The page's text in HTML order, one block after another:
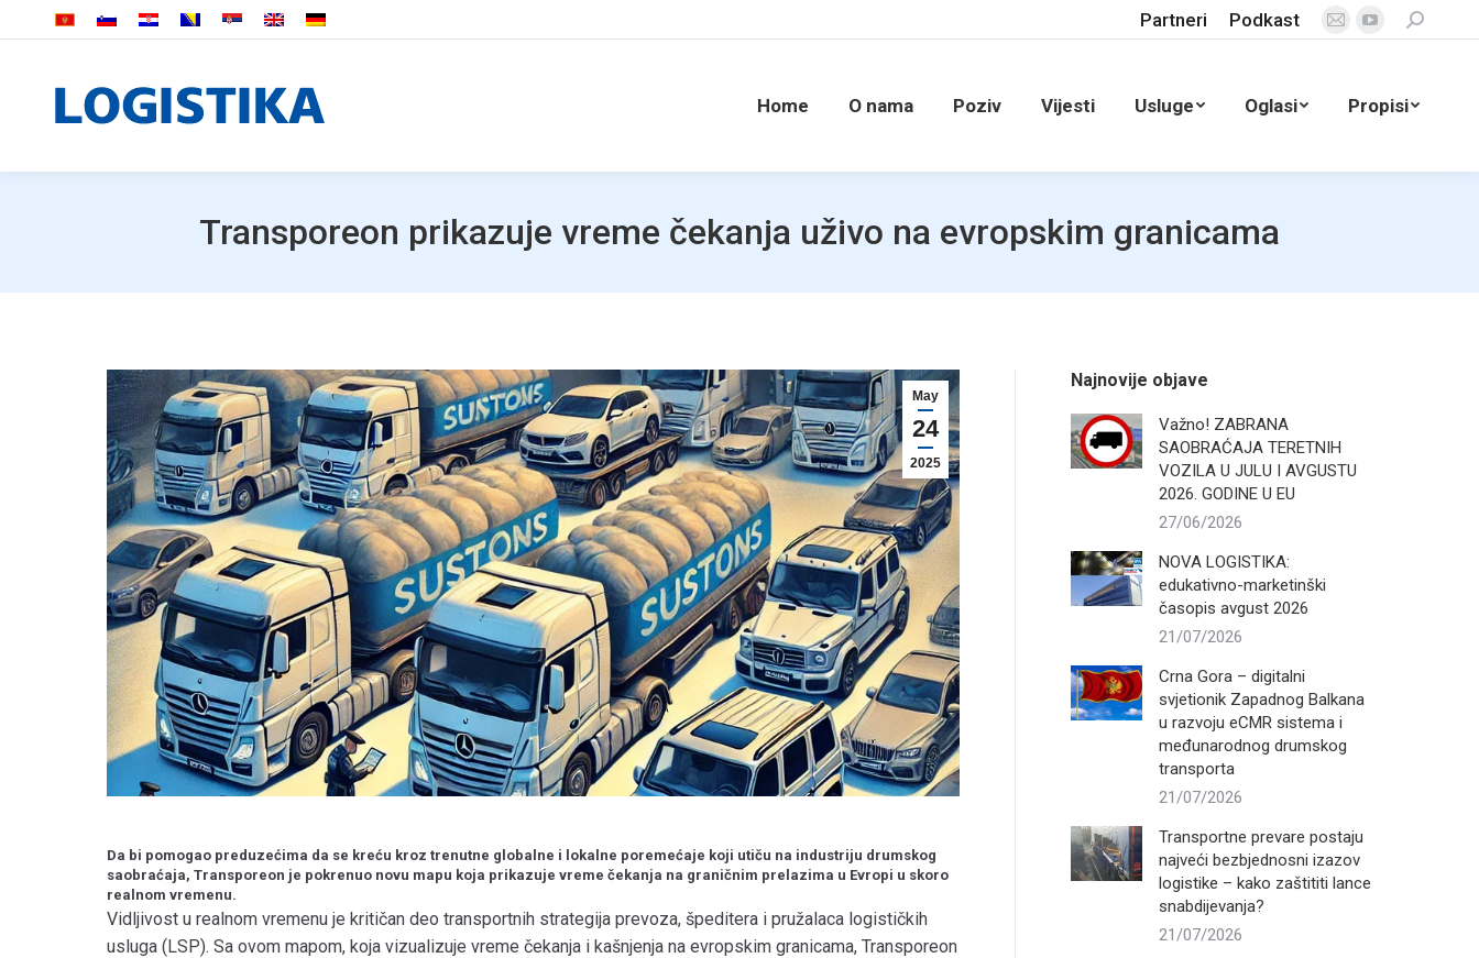
Partneri Podkast
Mail
window
YouTube
in
window
Search:
Home O nama Poziv Vijesti Usluge Oglasi Propisi
Transporeon prikazuje vreme čekanja uživo na evropskim granicama
May
24
2025
Da bi pomogao preduzećima da se kreću kroz trenutne globalne i lokalne poremećaje koji utiču na industriju drumskog
saobraćaja, Transporeon je pokrenuo novu mapu koja prikazuje vreme čekanja na graničnim prelazima u Evropi u skoro
realnom vremenu.
Vidljivost u realnom vremenu je kritičan deo transportnih strategija prevoza, špeditera i pružalaca logističkih
usluga (LSP). Sa ovom mapom, koja vizualizuje vreme čekanja i kašnjenja na evropskim granicama, Transporeon
Najnovije objave
Važno! ZABRANA
SAOBRAĆAJA TERETNIH
VOZILA U JULU I AVGUSTU
2026. GODINE U EU
27/06/2026
NOVA LOGISTIKA:
edukativno-marketinški
časopis avgust 2026
21/07/2026
Crna Gora – digitalni
svjetionik Zapadnog Balkana
u razvoju eCMR sistema i
međunarodnog drumskog
transporta
21/07/2026
Transportne prevare postaju
najveći bezbjednosni izazov
logistike – kako zaštititi lance
snabdijevanja?
21/07/2026